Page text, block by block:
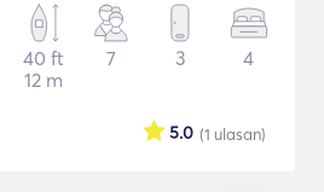
40 ft
12 m
7 3 4
(1 ulasan)
5.0